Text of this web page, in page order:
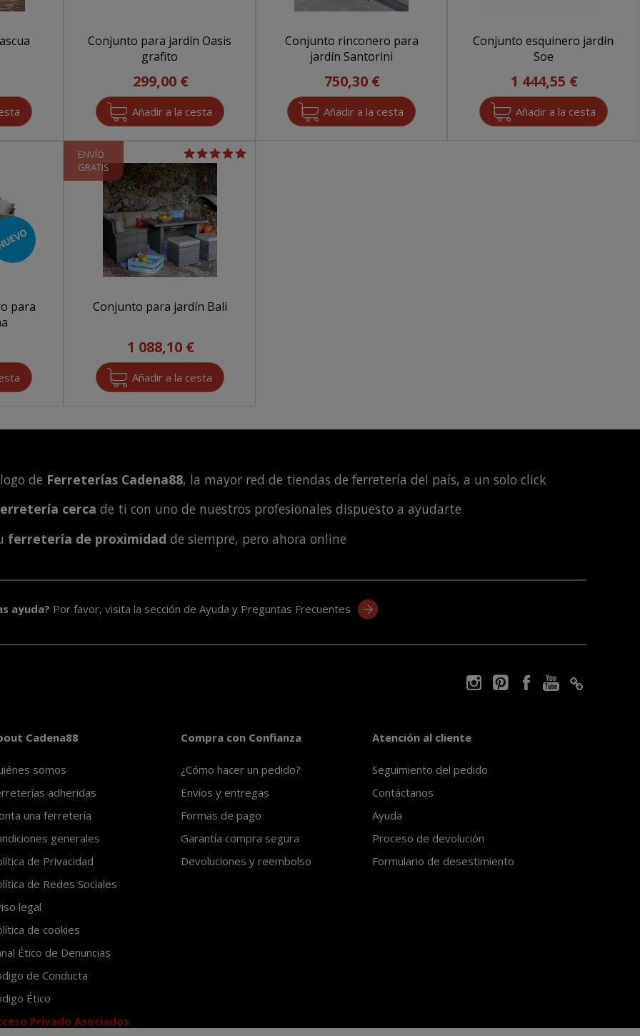
Conjunto para jardín Oasis
grafito
299,00 €
Conjunto rinconero para
jardín Santorini
750,30 €
Conjunto esquinero jardín
Soe
1 444,55 €
para
ENVÍO
GRATIS
Conjunto para jardín Bali
1 088,10 €
de Ferreterías Cadena88, la mayor red de tiendas de ferretería del país, a un solo click
cerca de ti con uno de nuestros profesionales dispuesto a ayudarte
ferretería de proximidad de siempre, pero ahora online
ayuda? Por favor, visita la sección de Ayuda y Preguntas Frecuentes
Cadena88
somos
adheridas
una ferretería
generales
de Privacidad
de Redes Sociales
legal
de cookies
Ético de Denuncias
de Conducta
Ético
Privado Asociados
Compra con Confianza
¿Cómo hacer un pedido?
Envíos y entregas
Formas de pago
Garantía compra segura
Devoluciones y reembolso
Atención al cliente
Seguimiento del pedido
Contáctanos
Ayuda
Proceso de devolución
Formulario de desestimiento